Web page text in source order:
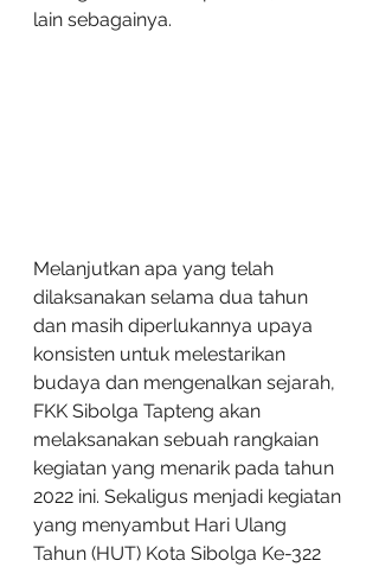
lain sebagainya.
Melanjutkan apa yang telah
dilaksanakan selama dua tahun
dan masih diperlukannya upaya
konsisten untuk melestarikan
budaya dan mengenalkan sejarah,
FKK Sibolga Tapteng akan
melaksanakan sebuah rangkaian
kegiatan yang menarik pada tahun
2022 ini. Sekaligus menjadi kegiatan
yang menyambut Hari Ulang
Tahun (HUT) Kota Sibolga Ke-322